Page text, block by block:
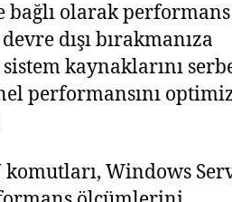
olarak performans
dışı bırakmanıza
kaynaklarını
performansını
komutları, Windows